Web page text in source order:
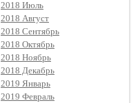
2018 Июль
2018 Август
2018 Сентябрь
2018 Октябрь
2018 Ноябрь
2018 Декабрь
2019 Январь
2019 Февраль